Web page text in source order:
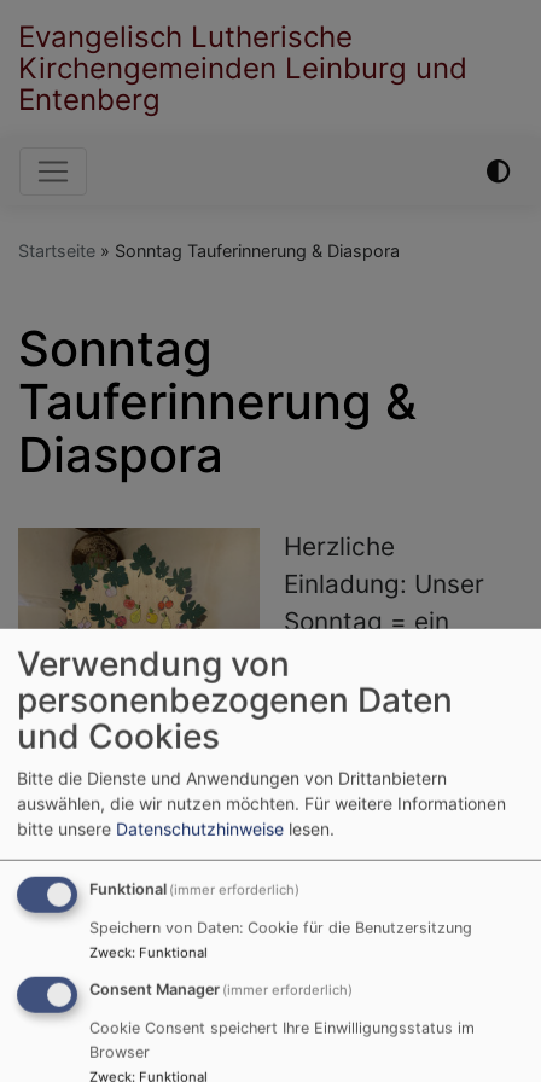
zum
Inhalt
Evangelisch Lutherische
Kirchengemeinden Leinburg und
Entenberg
Hauptnavigation
Startseite Sonntag Tauferinnerung & Diaspora
Sonntag
Tauferinnerung &
Diaspora
Bildrechte Pfr Joachim Klenk
Herzliche
Einladung: Unser
Sonntag = ein
Festtag. In
Entenberg starten
den Kindern vom
KiGo in einen
Gottesdienst, in
dem u.a. von
Diasporagemeinden in Rumänien berichtet
wird. Zeitgleich treffen sich in Leinburg
die Kinder des Kindergottesdienstes von
Leinburg. Am späten Vormittag um 11.00
Uhr gehts dann in Leinburg weiter mit
Verwendung von
personenbezogenen Daten
und Cookies
Bitte die Dienste und Anwendungen von Drittanbietern
auswählen, die wir nutzen möchten. Für weitere Informationen
bitte unsere Datenschutzhinweise lesen.
Funktional (immer erforderlich)
Speichern von Daten: Cookie für die Benutzersitzung
Zweck: Funktional
Consent Manager (immer erforderlich)
Cookie Consent speichert Ihre Einwilligungsstatus im
Browser
Zweck: Funktional